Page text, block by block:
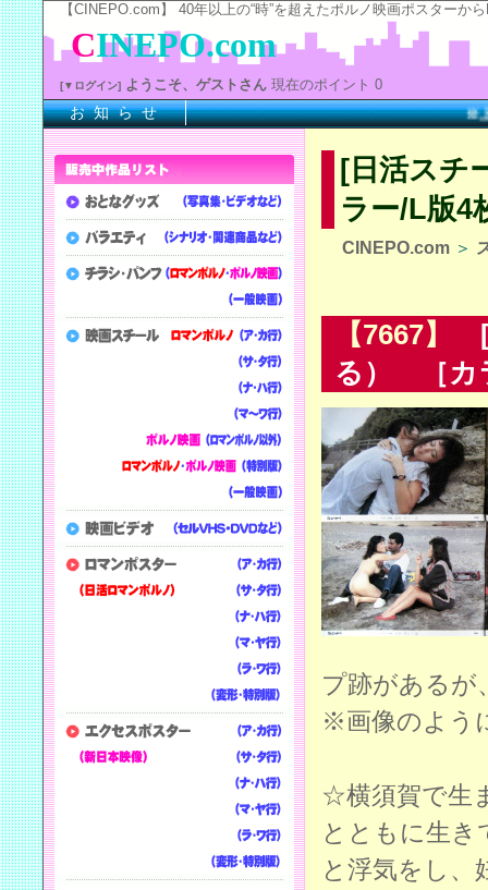
【CINEPO.com】 40年以上の“時”を超えたポルノ映画ポスター
[日活スチ
ラー/L版4
CINEPO.com ＞
【7667】
[
る） ［カ
プ跡があるが
※画像のよう
☆横須賀で生
とともに生き
と浮気をし、
※上記
CINEPO.com
[▼ログイン] ようこそ、ゲストさん 現在のポイント 0
お 知 ら せ